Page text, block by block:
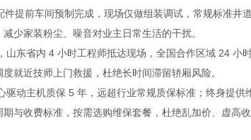
提前车间预制完成，现场仅做组装调试，常规标准井
少家装粉尘、噪音对业主日常生活的干扰。
东省内 4 小时工程师抵达现场，全国合作区域 24 小
就近技师上门救援，杜绝长时间滞留轿厢风险。
动主机质保 5 年，远超行业常规质保标准；终身提供
与收费标准，按需选购维保套餐，杜绝乱加价、虚高收